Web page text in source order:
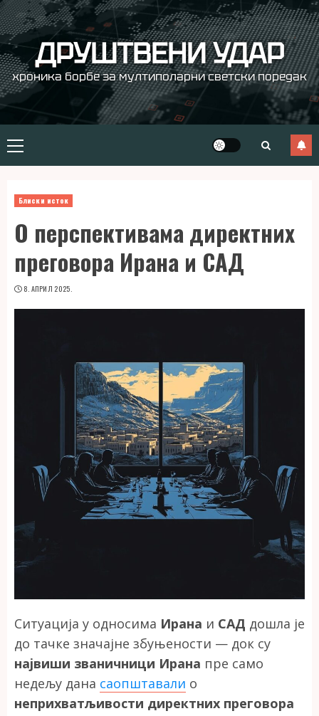
Skip
to
content ДРУШТВЕНИ УДАР
хроника борбе за мултиполарни светски поредак
Primary
Menu
Блиски исток
О перспективама директних
преговора Ирана и САД
8. АПРИЛ 2025.
Ситуација у односима Ирана и САД дошла је
до тачке значајне збуњености — док су
највиши званичници Ирана пре само
недељу дана саопштавали о
неприхватљивости директних преговора